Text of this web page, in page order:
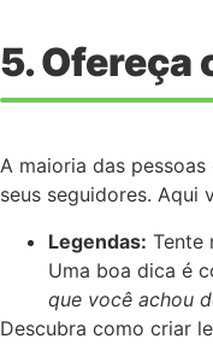
5. Ofereça
A maioria das
seus seguidores. Aqui
Legendas: Tente
Uma boa dica é
que você achou
Descubra como criar